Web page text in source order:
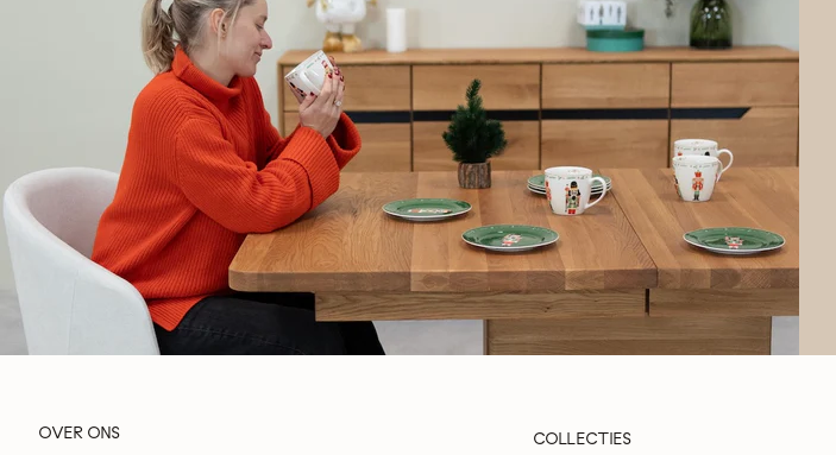
OVER ONS COLLECTIES